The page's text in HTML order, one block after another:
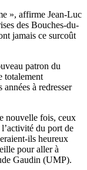
», affirme Jean-Luc
des Bouches-du-
jamais ce surcoût
patron du
totalement
à redresser
nouvelle fois, ceux
du port de
ils heureux
pour aller à
Gaudin (UMP).